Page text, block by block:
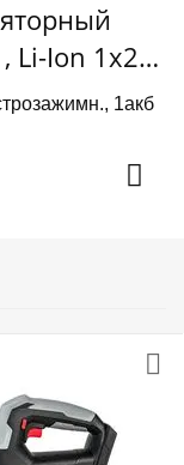
Li-Ion 1х2
1акб